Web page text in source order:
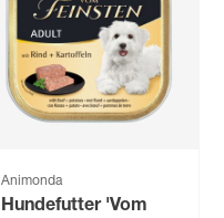
Animonda
Hundefutter 'Vom